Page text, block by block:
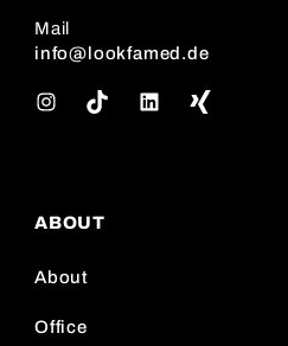
Mail
info@lookfamed.de
g
a
ABOUT
About
Office